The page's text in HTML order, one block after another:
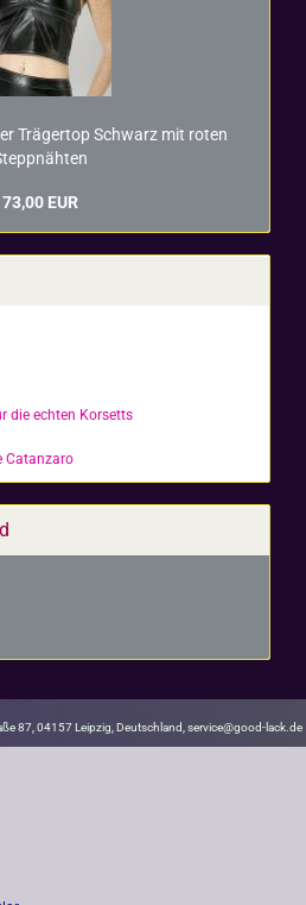
Trä­ger­top Schwarz mit roten
73,00 EUR
die echten Korsetts
Catanzaro
87, 04157 Leipzig, Deutschland, service@good-lack.de